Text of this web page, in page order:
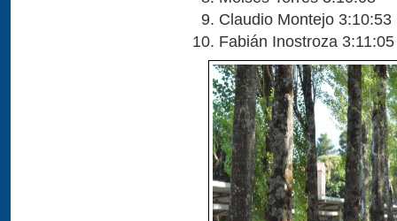
Claudio Montejo 3:10:53
Fabián Inostroza 3:11:05